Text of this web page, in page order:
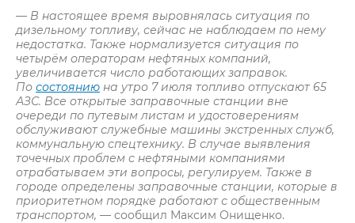
— В настоящее время выровнялась ситуация по
дизельному топливу, сейчас не наблюдаем по нему
недостатка. Также нормализуется ситуация по
четырём операторам нефтяных компаний,
увеличивается число работающих заправок.
По состоянию на утро 7 июля топливо отпускают 65
АЗС. Все открытые заправочные станции вне
очереди по путевым листам и удостоверениям
обслуживают служебные машины экстренных служб,
коммунальную спецтехнику. В случае выявления
точечных проблем с нефтяными компаниями
отрабатываем эти вопросы, регулируем. Также в
городе определены заправочные станции, которые в
приоритетном порядке работают с общественным
транспортом, — сообщил Максим Онищенко.